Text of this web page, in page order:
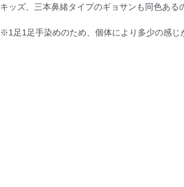
キッズ、三本鼻緒タイプのギョサンも同色ある
※1足1足手染めのため、個体により多少の感じ